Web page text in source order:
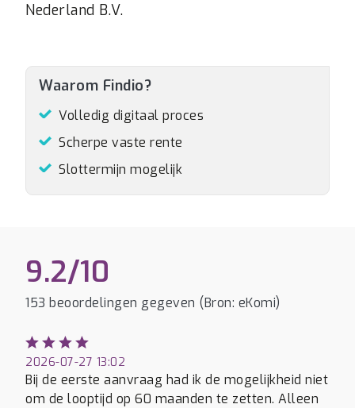
Nederland B.V.
Waarom Findio?
Volledig digitaal proces
Scherpe vaste rente
Slottermijn mogelijk
9.2/10
153 beoordelingen gegeven (Bron: eKomi)
2026-07-27 13:02
Bij de eerste aanvraag had ik de mogelijkheid niet
om de looptijd op 60 maanden te zetten. Alleen